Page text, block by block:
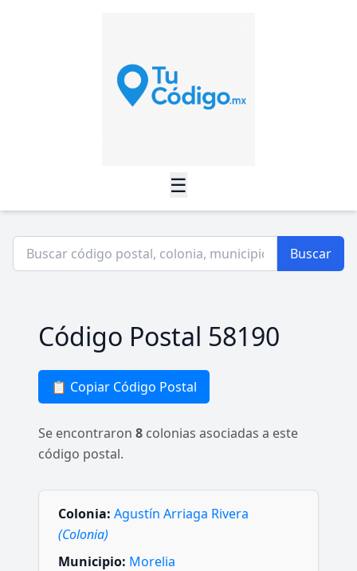
☰
Buscar
Código Postal 58190
📋 Copiar Código Postal
Se encontraron 8 colonias asociadas a este
código postal.
Colonia: Agustín Arriaga Rivera
(Colonia)
Municipio: Morelia